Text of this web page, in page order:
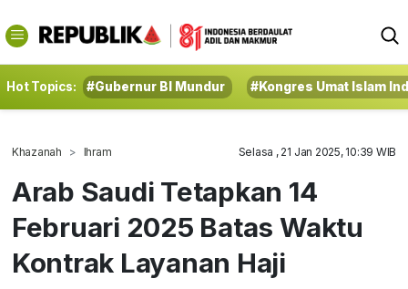
Hot Topics: #Gubernur BI Mundur #Kongres Umat Islam
Khazanah Ihram Selasa , 21 Jan 2025, 10:39 WIB
Arab Saudi Tetapkan 14
Februari 2025 Batas Waktu
Kontrak Layanan Haji